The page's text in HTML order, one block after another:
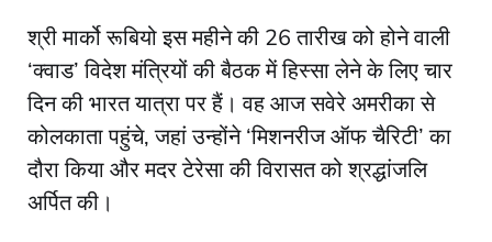
श्री मार्को रूबियो इस महीने की 26 तारीख को होने वाली
‘क्वाड’ विदेश मंत्रियों की बैठक में हिस्सा लेने के लिए चार
दिन की भारत यात्रा पर हैं। वह आज सवेरे अमरीका से
कोलकाता पहुंचे, जहां उन्होंने ‘मिशनरीज ऑफ चैरिटी’ का
दौरा किया और मदर टेरेसा की विरासत को श्रद्धांजलि
अर्पित की।